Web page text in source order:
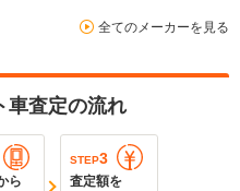
全てのメーカーを見る
車査定の流れ
ら
STEP3
査定額を